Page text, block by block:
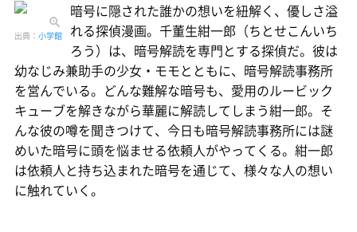
出典： 小学館
暗号に隠された誰かの想いを紐解く、優しさ溢
れる探偵漫画。千董生紺一郎（ちとせこんいち
ろう）は、暗号解読を専門とする探偵だ。彼は
幼なじみ兼助手の少女・モモとともに、暗号解読事務所
を営んでいる。どんな難解な暗号も、愛用のルービック
キューブを解きながら華麗に解読してしまう紺一郎。そ
んな彼の噂を聞きつけて、今日も暗号解読事務所には謎
めいた暗号に頭を悩ませる依頼人がやってくる。紺一郎
は依頼人と持ち込まれた暗号を通じて、様々な人の想い
に触れていく。